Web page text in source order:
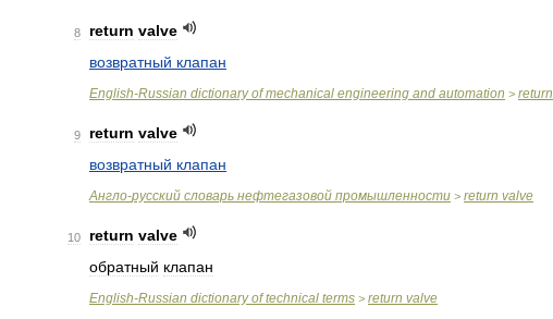
8 return valve
возвратный клапан
English-Russian dictionary of mechanical engineering and automation > return
9 return valve
возвратный клапан
Англо-русский словарь нефтегазовой промышленности > return valve
10 return valve
обратный клапан
English-Russian dictionary of technical terms > return valve